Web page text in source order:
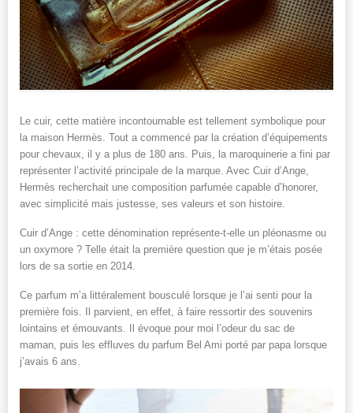
Le cuir, cette matière incontournable est tellement symbolique pour
la maison Hermès. Tout a commencé par la création d’équipements
pour chevaux, il y a plus de 180 ans. Puis, la maroquinerie a fini par
représenter l’activité principale de la marque. Avec Cuir d’Ange,
Hermès recherchait une composition parfumée capable d’honorer,
avec simplicité mais justesse, ses valeurs et son histoire.
Cuir d’Ange : cette dénomination représente-t-elle un pléonasme ou
un oxymore ? Telle était la première question que je m’étais posée
lors de sa sortie en 2014.
Ce parfum m’a littéralement bousculé lorsque je l’ai senti pour la
première fois. Il parvient, en effet, à faire ressortir des souvenirs
lointains et émouvants. Il évoque pour moi l’odeur du sac de
maman, puis les effluves du parfum Bel Ami porté par papa lorsque
j’avais 6 ans.